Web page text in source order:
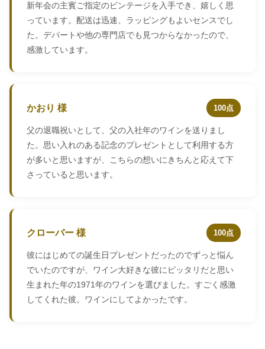
新年会の主賓ご指定のビンテージを入手でき、嬉しく思
っています。配送は迅速、ラッピングもよいセンスでし
た。デパートや他の専門店でも見つからなかったので、
感激しています。
かおり 様 100点
父の退職祝いとして、父の入社年のワインを送りまし
た。思い入れのある記念のプレゼントとして利用する方
が多いと思いますが、こちらの想いにきちんと応えて下
さっていると思います。
クローバー 様 100点
彼にはじめての誕生日プレゼントだったのでずっと悩ん
でいたのですが、ワイン大好きな彼にピッタリだと思い
生まれた年の1971年のワインを選びました。すごく感激
してくれた彼。ワインにしてよかったです。